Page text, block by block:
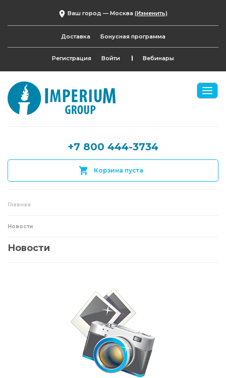
Ваш город — Москва (Изменить)
Доставка Бонусная программа
Регистрация Войти Вебинары
+7 800 444-3734
Корзина пуста
Главная
Новости
Новости